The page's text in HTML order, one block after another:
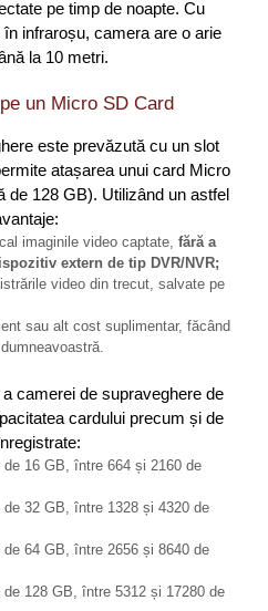
pe timp de noapte. Cu
infraroșu, camera are o arie
la 10 metri.
un Micro SD Card
este prevăzută cu un slot
atașarea unui card Micro
de 128 GB). Utilizând un astfel
imaginile video captate, fără a
extern de tip DVR/NVR;
video din trecut, salvate pe
sau alt cost suplimentar, făcând
camerei de supraveghere de
cardului precum și de
16 GB, între 664 și 2160 de
32 GB, între 1328 și 4320 de
64 GB, între 2656 și 8640 de
128 GB, între 5312 și 17280 de